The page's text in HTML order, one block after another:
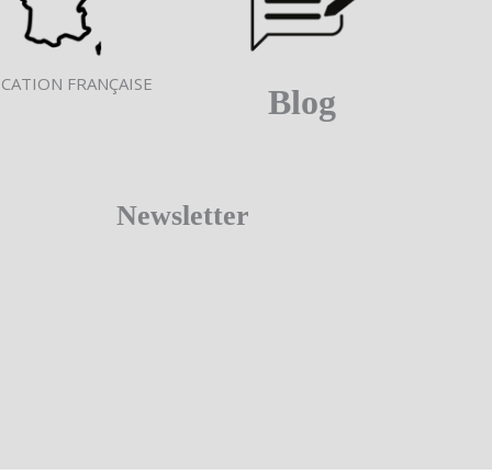
FRANÇAISE Blog
Newsletter